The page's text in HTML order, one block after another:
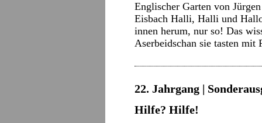
Englischer Garten von
Eisbach Halli, Halli und
innen herum, nur so! Das
Aserbeidschan sie tasten
22. Jahrgang |
Hilfe? Hilfe!